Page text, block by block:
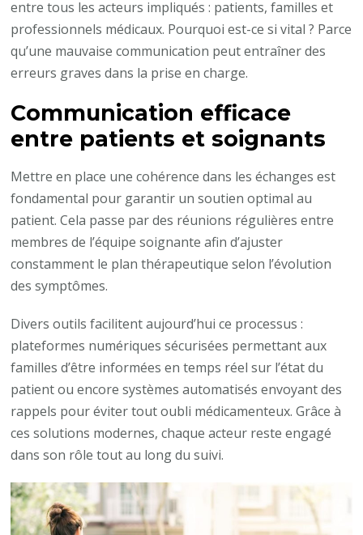
entre tous les acteurs impliqués : patients, familles et
professionnels médicaux. Pourquoi est-ce si vital ? Parce
qu’une mauvaise communication peut entraîner des
erreurs graves dans la prise en charge.
Communication efficace
entre patients et soignants
Mettre en place une cohérence dans les échanges est
fondamental pour garantir un soutien optimal au
patient. Cela passe par des réunions régulières entre
membres de l’équipe soignante afin d’ajuster
constamment le plan thérapeutique selon l’évolution
des symptômes.
Divers outils facilitent aujourd’hui ce processus :
plateformes numériques sécurisées permettant aux
familles d’être informées en temps réel sur l’état du
patient ou encore systèmes automatisés envoyant des
rappels pour éviter tout oubli médicamenteux. Grâce à
ces solutions modernes, chaque acteur reste engagé
dans son rôle tout au long du suivi.